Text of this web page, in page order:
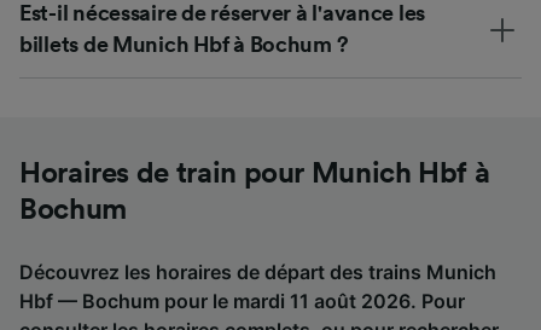
Est-il nécessaire de réserver à l'avance les
billets de Munich Hbf à Bochum ?
Horaires de train pour Munich Hbf à
Bochum
Découvrez les horaires de départ des trains Munich
Hbf — Bochum pour le mardi 11 août 2026. Pour